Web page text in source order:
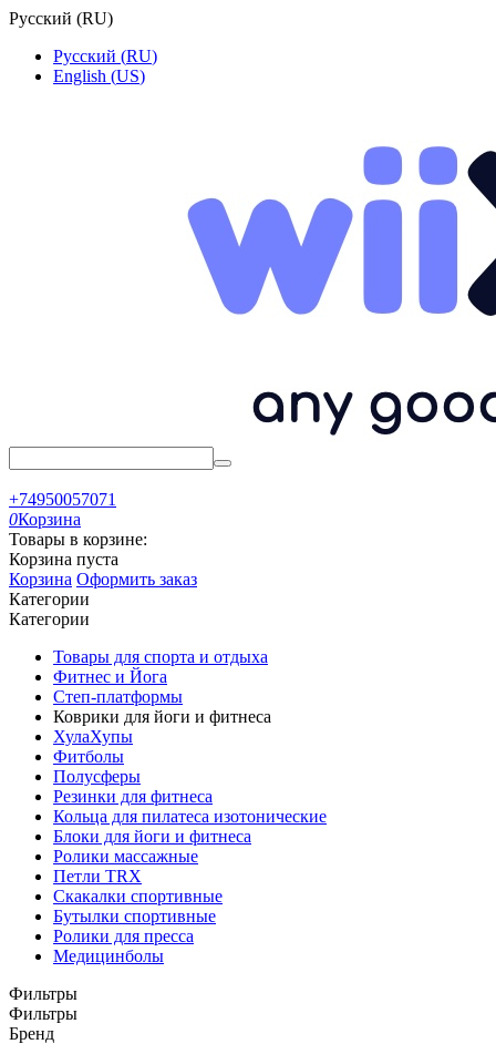
Русский (RU)
Русский (RU)
English (US)
+74950057071
0Корзина
Товары в корзине:
Корзина пуста
Корзина Оформить заказ
Категории
Категории
Товары для спорта и отдыха
Фитнес и Йога
Степ-платформы
Коврики для йоги и фитнеса
ХулаХупы
Фитболы
Полусферы
Резинки для фитнеса
Кольца для пилатеса изотонические
Блоки для йоги и фитнеса
Ролики массажные
Петли TRX
Скакалки спортивные
Бутылки спортивные
Ролики для пресса
Медицинболы
Фильтры
Фильтры
Бренд